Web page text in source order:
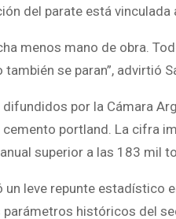
del parate está
menos mano de obra.
se paran”, advirtió
por la Cámara
portland. La cifra
superior a las 183 mil
leve repunte estadístico
parámetros históricos del